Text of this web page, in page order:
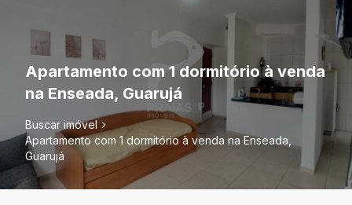
Apartamento com 1 dormitório à venda
na Enseada, Guarujá
Buscar imóvel
Apartamento com 1 dormitório à venda na Enseada,
Guarujá